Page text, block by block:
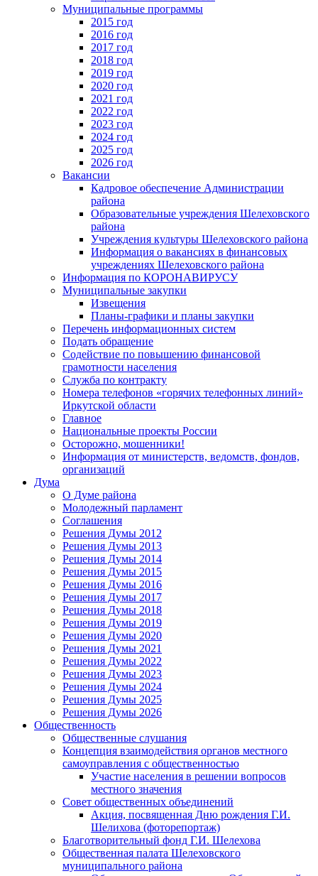
Муниципальные программы
2015 год
2016 год
2017 год
2018 год
2019 год
2020 год
2021 год
2022 год
2023 год
2024 год
2025 год
2026 год
Вакансии
Кадровое обеспечение Администрации
района
Образовательные учреждения Шелеховского
района
Учреждения культуры Шелеховского района
Информация о вакансиях в финансовых
учреждениях Шелеховского района
Информация по КОРОНАВИРУСУ
Муниципальные закупки
Извещения
Планы-графики и планы закупки
Перечень информационных систем
Подать обращение
Содействие по повышению финансовой
грамотности населения
Служба по контракту
Номера телефонов «горячих телефонных линий»
Иркутской области
Главное
Национальные проекты России
Осторожно, мошенники!
Информация от министерств, ведомств, фондов,
организаций
Дума
О Думе района
Молодежный парламент
Соглашения
Решения Думы 2012
Решения Думы 2013
Решения Думы 2014
Решения Думы 2015
Решения Думы 2016
Решения Думы 2017
Решения Думы 2018
Решения Думы 2019
Решения Думы 2020
Решения Думы 2021
Решения Думы 2022
Решения Думы 2023
Решения Думы 2024
Решения Думы 2025
Решения Думы 2026
Общественность
Общественные слушания
Концепция взаимодействия органов местного
самоуправления с общественностью
Участие населения в решении вопросов
местного значения
Совет общественных объединений
Акция, посвященная Дню рождения Г.И.
Шелихова (фоторепортаж)
Благотворительный фонд Г.И. Шелехова
Общественная палата Шелеховского
муниципального района